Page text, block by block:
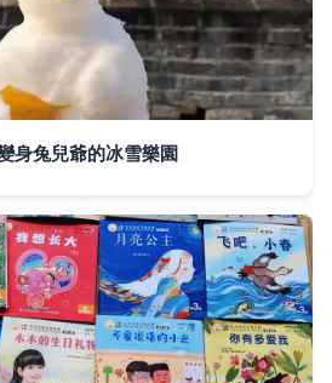
身兔兒爺的冰雪樂園